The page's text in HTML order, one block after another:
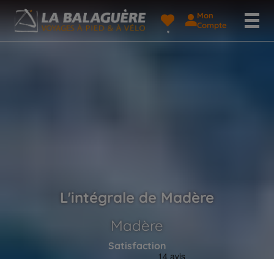
Mon
Compte
L'intégrale de Madère
Madère
Satisfaction